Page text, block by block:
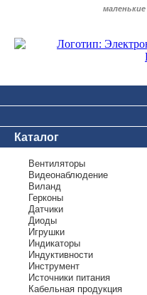
маленькие
Каталог
Вентиляторы
Видеонаблюдение
Виланд
Герконы
Датчики
Диоды
Игрушки
Индикаторы
Индуктивности
Инструмент
Источники питания
Кабельная продукция